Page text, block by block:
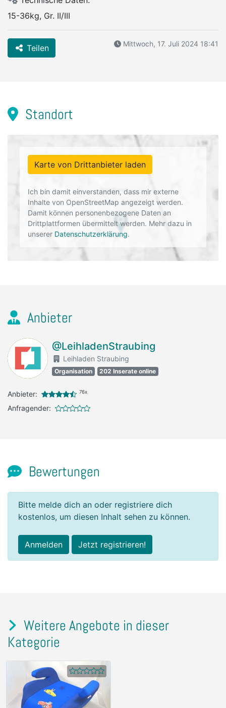
15-36kg, Gr. II/III
Teilen Mittwoch, 17. Juli 2024 18:41
Standort
Karte von Drittanbieter laden
Ich bin damit einverstanden, dass mir externe
Inhalte von OpenStreetMap angezeigt werden.
Damit können personenbezogene Daten an
Drittplattformen übermittelt werden. Mehr dazu in
unserer Datenschutzerklärung.
Anbieter
@LeihladenStraubing
Leihladen Straubing
Organisation 202 Inserate online
Anbieter: 76x
Anfragender:
Bewertungen
Bitte melde dich an oder registriere dich
kostenlos, um diesen Inhalt sehen zu können.
Anmelden Jetzt registrieren!
Weitere Angebote in dieser
Kategorie